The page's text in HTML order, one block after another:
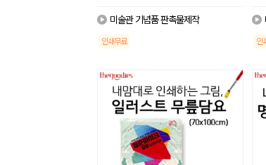
미술관 기념품 판촉물제작
인쇄무료 인